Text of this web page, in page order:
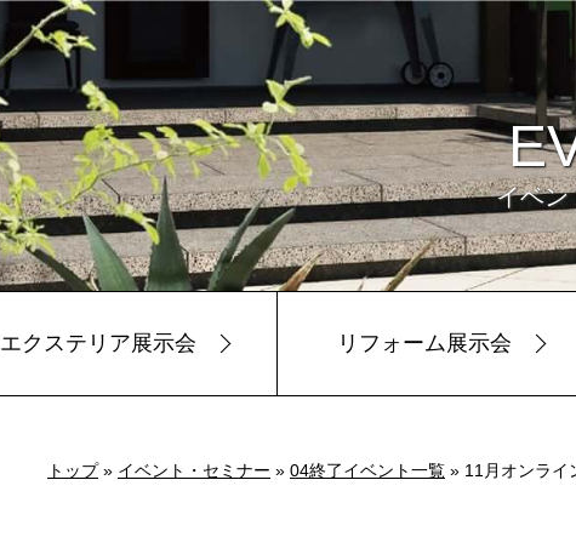
イベン
エクステリア展示会 リフォーム展示会
トップ» イベント・セミナー » 04終了イベント一覧 » 11月オンライ